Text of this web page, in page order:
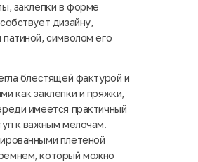
заклепки в форме
дизайну,
символом его
блестящей фактурой и
как заклепки и пряжки,
имеется практичный
к важным мелочам.
плетеной
который можно